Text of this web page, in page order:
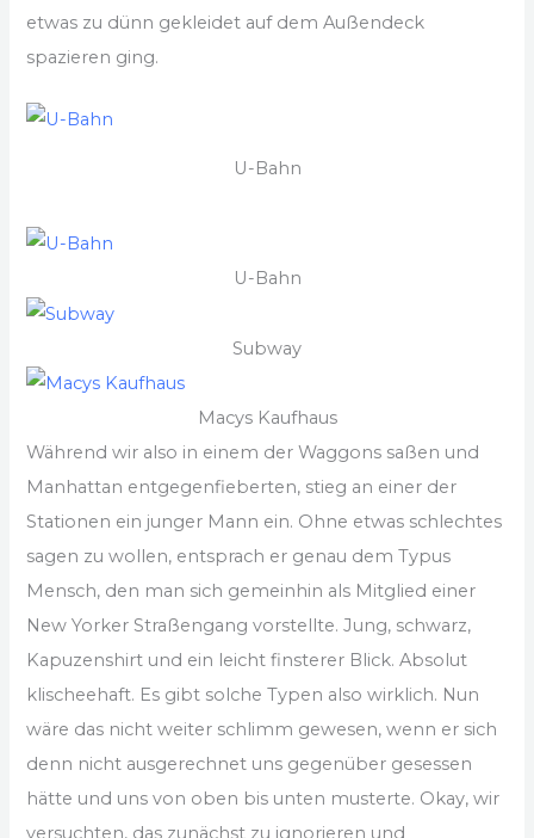
etwas zu dünn gekleidet auf dem Außendeck
spazieren ging.
U-Bahn
U-Bahn
Subway
Macys Kaufhaus
Während wir also in einem der Waggons saßen und
Manhattan entgegenfieberten, stieg an einer der
Stationen ein junger Mann ein. Ohne etwas schlechtes
sagen zu wollen, entsprach er genau dem Typus
Mensch, den man sich gemeinhin als Mitglied einer
New Yorker Straßengang vorstellte. Jung, schwarz,
Kapuzenshirt und ein leicht finsterer Blick. Absolut
klischeehaft. Es gibt solche Typen also wirklich. Nun
wäre das nicht weiter schlimm gewesen, wenn er sich
denn nicht ausgerechnet uns gegenüber gesessen
hätte und uns von oben bis unten musterte. Okay, wir
versuchten, das zunächst zu ignorieren und